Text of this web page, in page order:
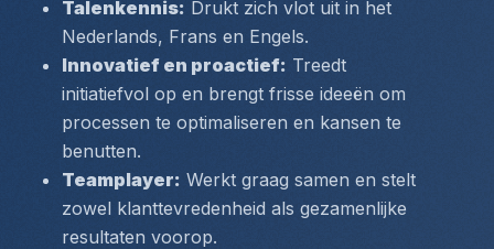
Talenkennis: Drukt zich vlot uit in het
Nederlands, Frans en Engels.
Innovatief en proactief: Treedt
initiatiefvol op en brengt frisse ideeën om
processen te optimaliseren en kansen te
benutten.
Teamplayer: Werkt graag samen en stelt
zowel klanttevredenheid als gezamenlijke
resultaten voorop.